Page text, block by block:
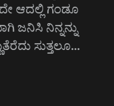
ಆದಲ್ಲಿ ಗಂಡೂ
ಜನಿಸಿ ನಿನ್ನನ್ನು
ಸುತ್ತಲೂ…